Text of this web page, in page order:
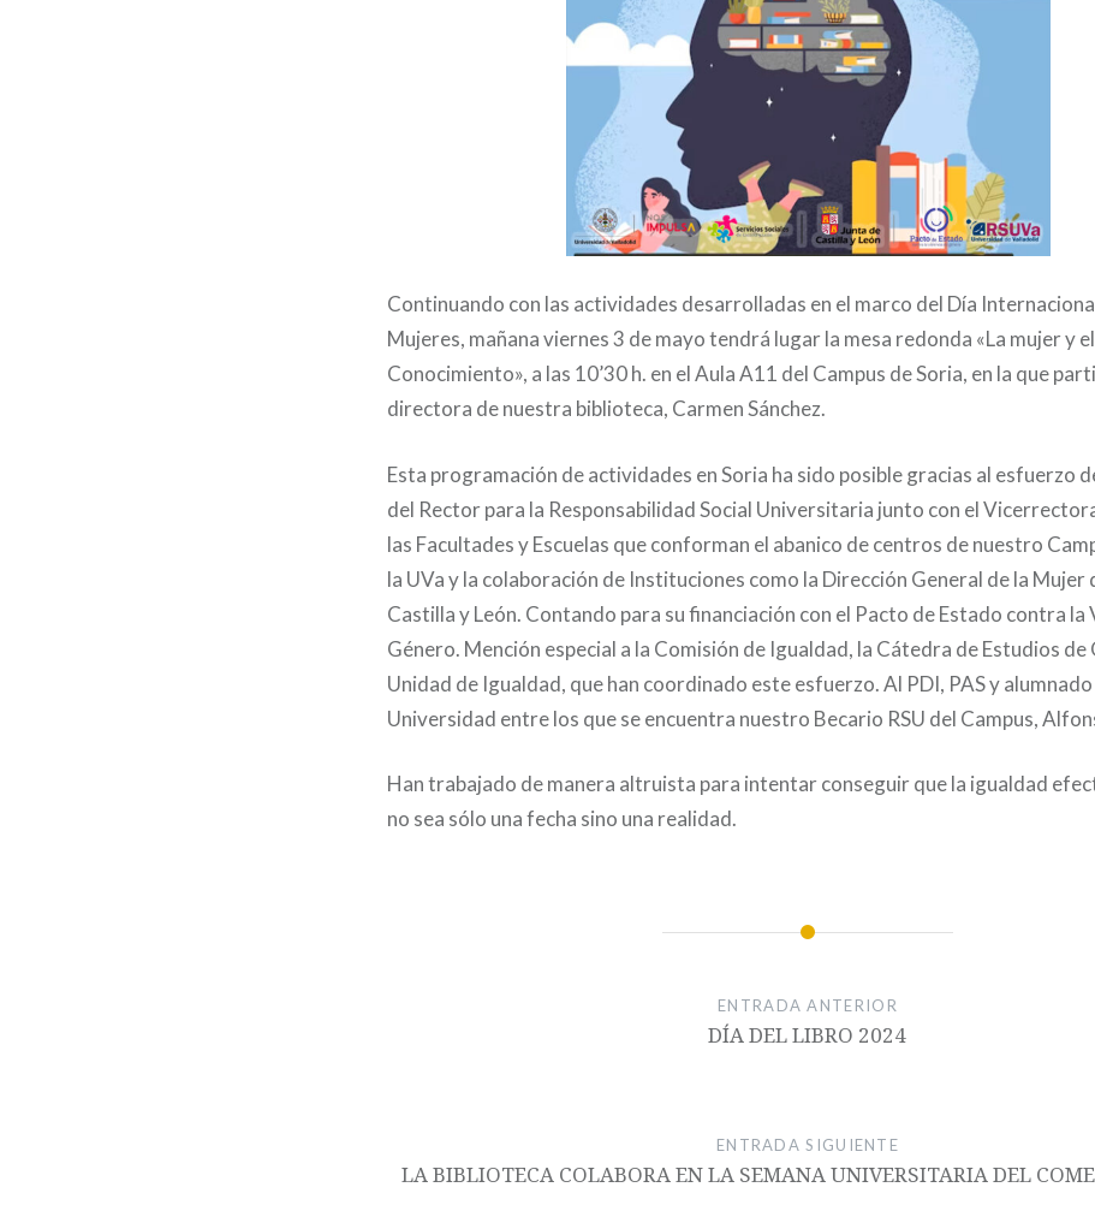
Continuando con las actividades desarrolladas en el marco del Día
Mujeres, mañana viernes 3 de mayo tendrá lugar la mesa redonda «La mujer y el
Conocimiento», a las 10’30 h. en el Aula A11 del Campus de Soria, en la que
directora de nuestra biblioteca, Carmen Sánchez.
Esta programación de actividades en Soria ha sido posible gracias al esfuerzo
del Rector para la Responsabilidad Social Universitaria junto con el
las Facultades y Escuelas que conforman el abanico de centros de nuestro
la UVa y la colaboración de Instituciones como la Dirección General de la Mujer
Castilla y León. Contando para su financiación con el Pacto de Estado contra la
Género. Mención especial a la Comisión de Igualdad, la Cátedra de Estudios de
Unidad de Igualdad, que han coordinado este esfuerzo. Al PDI, PAS y
Universidad entre los que se encuentra nuestro Becario RSU del Campus,
Han trabajado de manera altruista para intentar conseguir que la igualdad
no sea sólo una fecha sino una realidad.
ENTRADA ANTERIOR
DÍA DEL LIBRO 2024
ENTRADA SIGUIENTE
LA BIBLIOTECA COLABORA EN LA SEMANA UNIVERSITARIA DEL